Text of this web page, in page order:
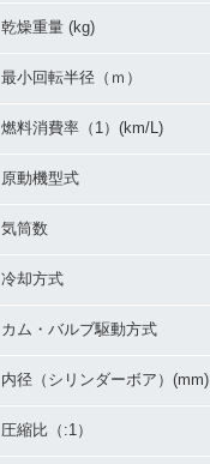
1988年 Dio・新登場
乾燥重量 (kg)
最小回転半径（ｍ）
燃料消費率（1）(km/L)
原動機型式
気筒数
冷却方式
カム・バルブ駆動方式
内径（シリンダーボア）(mm)
圧縮比（:1）